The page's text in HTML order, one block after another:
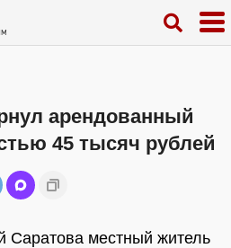
арендованный
45 тысяч рублей
Саратова местный житель